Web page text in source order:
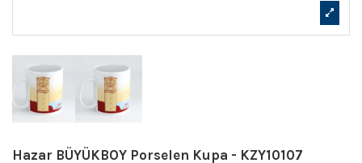
Hazar BÜYÜKBOY Porselen Kupa - KZY10107